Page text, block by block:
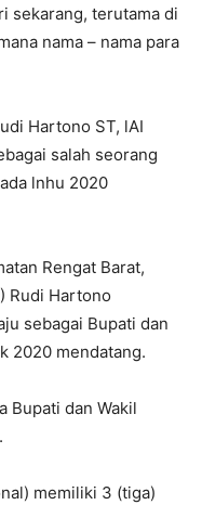
sekarang, terutama di
nama – nama para
Hartono ST, lAI
salah seorang
lnhu 2020
Rengat Barat,
Rudi Hartono
sebagai Bupati dan
2020 mendatang.
Bupati dan Wakil
memiliki 3 (tiga)